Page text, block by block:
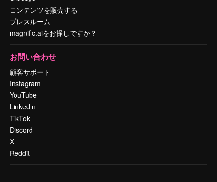
コンテンツを販売する
プレスルーム
magnific.aiをお探しですか？
お問い合わせ
顧客サポート
Instagram
YouTube
LinkedIn
TikTok
Discord
X
Reddit